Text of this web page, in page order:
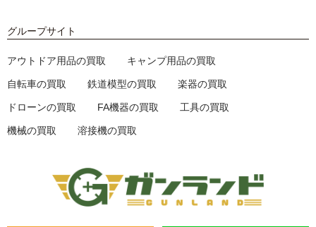
グループサイト
アウトドア用品の買取 キャンプ用品の買取
自転車の買取 鉄道模型の買取 楽器の買取
ドローンの買取 FA機器の買取 工具の買取
機械の買取 溶接機の買取